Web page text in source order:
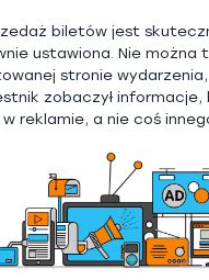
biletów jest
ustawiona. Nie można
stronie
zobaczył informacje,
reklamie, a nie coś